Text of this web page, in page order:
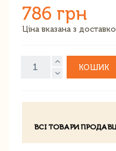
786 грн
Ціна вказана з
КОШИК
ВСІ ТОВАРИ